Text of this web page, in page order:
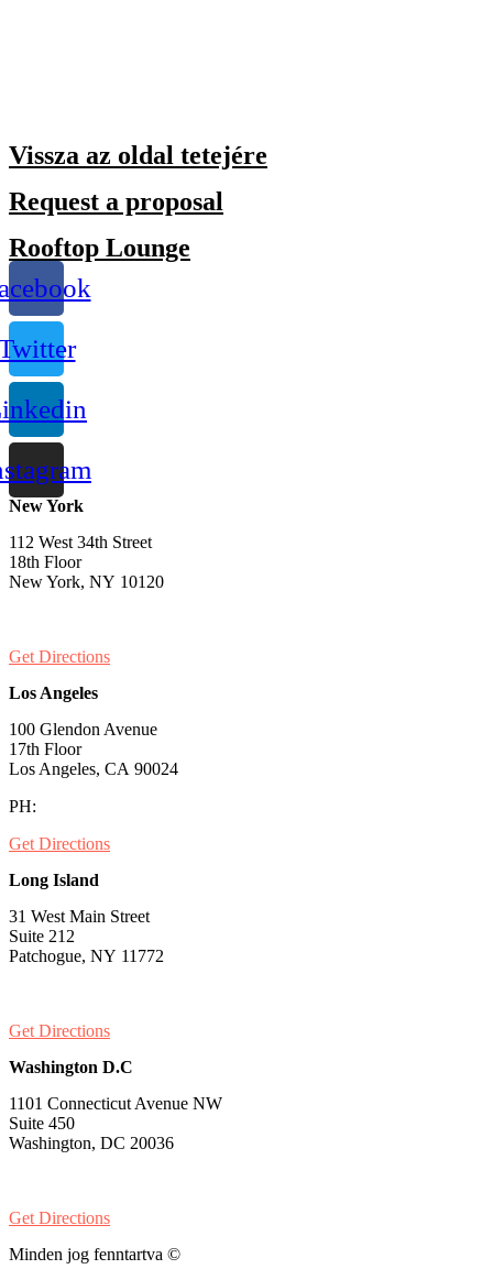
Vissza az oldal tetejére
Request a proposal
Rooftop Lounge
New York
112 West 34th Street
18th Floor
New York, NY 10120
Get Directions
Los Angeles
100 Glendon Avenue
17th Floor
Los Angeles, CA 90024
PH:
Get Directions
Long Island
31 West Main Street
Suite 212
Patchogue, NY 11772
Get Directions
Washington D.C
1101 Connecticut Avenue NW
Suite 450
Washington, DC 20036
Get Directions
Minden jog fenntartva ©